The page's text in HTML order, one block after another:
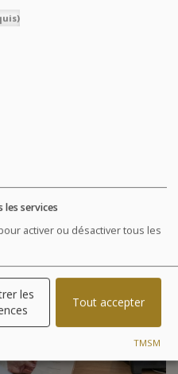
services
activer ou désactiver tous les
les
Tout accepter
TMSM